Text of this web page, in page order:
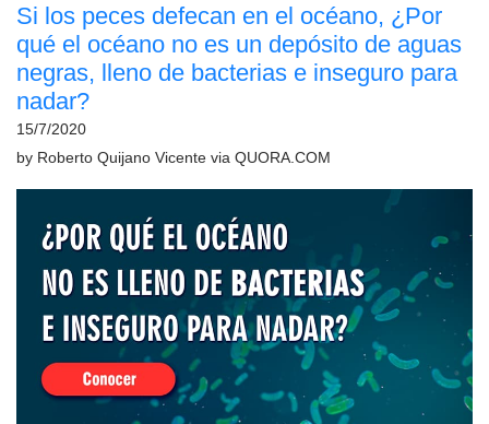
Si los peces defecan en el océano, ¿Por
qué el océano no es un depósito de aguas
negras, lleno de bacterias e inseguro para
nadar?
15/7/2020
by Roberto Quijano Vicente via QUORA.COM